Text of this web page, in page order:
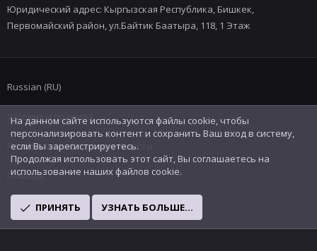
Юридический адрес: Кыргызская Республика, Бишкек,
Первомайский район, ул.Байтик Баатыра, 118, 1 Этаж
Russian (RU)
Условия и правила
Политика конфиденциальности
Помощь
R
S
На данном сайте используются файлы cookie, чтобы
персонализировать контент и сохранить Ваш вход в систему,
если Вы зарегистрируетесь.
Продолжая использовать этот сайт, Вы соглашаетесь на
использование наших файлов cookie.
ПРИНЯТЬ УЗНАТЬ БОЛЬШЕ...